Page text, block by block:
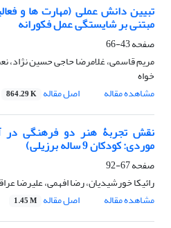
تبیین دانش عملی (مهارت ها و
مبتنی بر شایستگی عمل فکورانه
صفحه43-66
مریم قاسمی، غلامرضا حاجی حسین نژاد،
خواه
مشاهده مقاله
اصل مقاله 864.29 K
نقش تجربۀ هنر دو فرهنگی در
موردی: کودکان 9 ساله برزیلی)
صفحه67-92
رائیکا خورشیدیان، رضا افهمی، علیرضا
مشاهده مقاله
اصل مقاله 1.45 M